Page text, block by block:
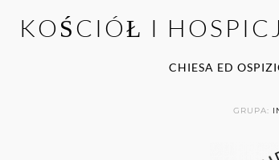
KOŚCIÓŁ I
CHIESA ED
GRUPA: